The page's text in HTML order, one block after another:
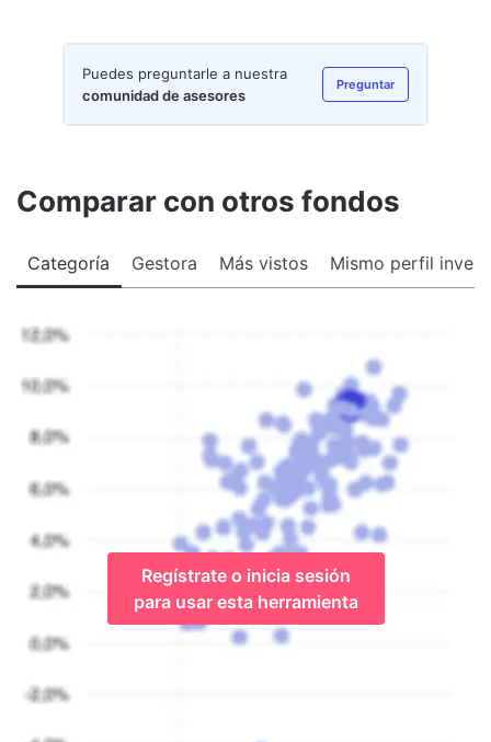
Puedes preguntarle a nuestra
comunidad de asesores
Preguntar
Comparar con otros fondos
Categoría Gestora Más vistos Mismo perfil
Regístrate o inicia sesión
para usar esta herramienta